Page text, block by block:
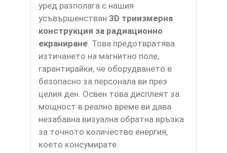
уред разполага с нашия
усъвършенстван 3D триизмерна
конструкция за радиационно
екраниране. Това предотвратява
изтичането на магнитно поле,
гарантирайки, че оборудването е
безопасно за персонала ви през
целия ден. Освен това дисплеят за
мощност в реално време ви дава
незабавна визуална обратна връзка
за точното количество енергия,
което консумирате.